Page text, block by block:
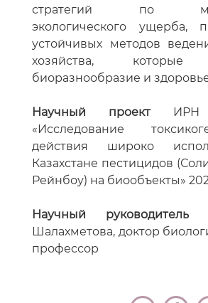
стратегий по
экологического ущерба,
устойчивых методов
хозяйства, которые
биоразнообразие и
Научный проектИРН
«Исследование
действия широко
Казахстане пестицидов
Рейнбоу) на биообъекты»
Научный руководитель
Шалахметова, доктор
профессор